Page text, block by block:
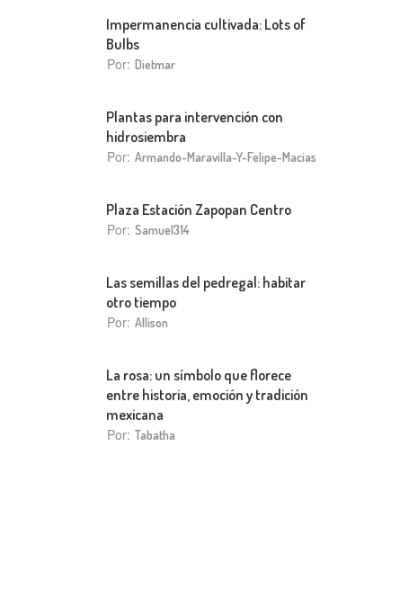
Impermanencia cultivada: Lots of
Bulbs
Por: Dietmar
Plantas para intervención con
hidrosiembra
Por: Armando-Maravilla-Y-Felipe-Macias
Plaza Estación Zapopan Centro
Por: Samuel314
Las semillas del pedregal: habitar
otro tiempo
Por: Allison
La rosa: un símbolo que florece
entre historia, emoción y tradición
mexicana
Por: Tabatha